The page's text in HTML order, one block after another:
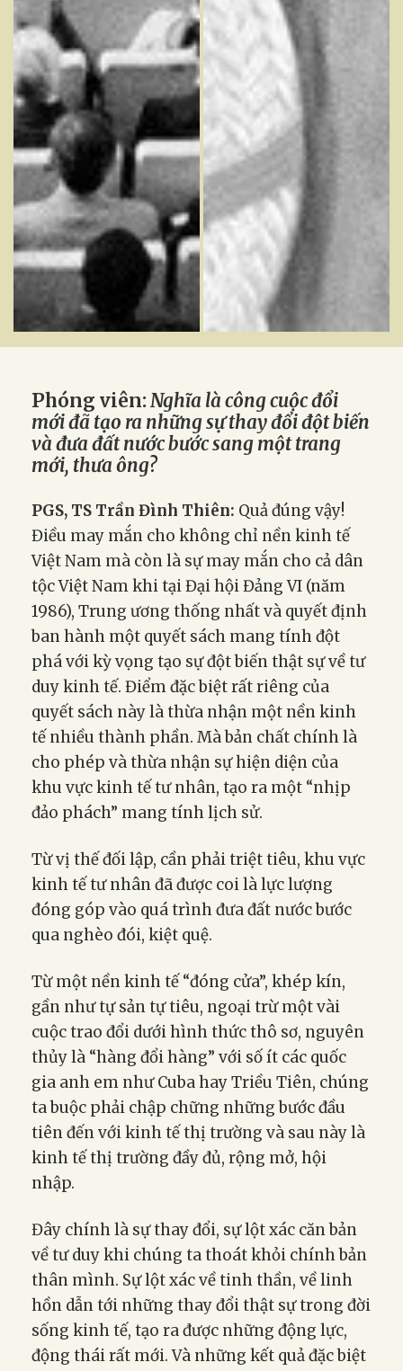
Từ một nước nghèo nàn, lạc hậu, thiếu lương thực, thực
Đồng chí Nguyễn Văn
Phóng viên:Nghĩa là công cuộc đổi
mới đã tạo ra những sự thay đổi đột biến
và đưa đất nước bước sang một trang
mới, thưa ông?
PGS, TS Trần Đình Thiên: Quả đúng vậy!
Điều may mắn cho không chỉ nền kinh tế
Việt Nam mà còn là sự may mắn cho cả dân
tộc Việt Nam khi tại Đại hội Đảng VI (năm
1986), Trung ương thống nhất và quyết định
ban hành một quyết sách mang tính đột
phá với kỳ vọng tạo sự đột biến thật sự về tư
duy kinh tế. Điểm đặc biệt rất riêng của
quyết sách này là thừa nhận một nền kinh
tế nhiều thành phần. Mà bản chất chính là
cho phép và thừa nhận sự hiện diện của
khu vực kinh tế tư nhân, tạo ra một “nhịp
đảo phách” mang tính lịch sử.
Từ vị thế đối lập, cần phải triệt tiêu, khu vực
kinh tế tư nhân đã được coi là lực lượng
đóng góp vào quá trình đưa đất nước bước
qua nghèo đói, kiệt quệ.
Từ một nền kinh tế “đóng cửa”, khép kín,
gần như tự sản tự tiêu, ngoại trừ một vài
cuộc trao đổi dưới hình thức thô sơ, nguyên
thủy là “hàng đổi hàng” với số ít các quốc
gia anh em như Cuba hay Triều Tiên, chúng
ta buộc phải chập chững những bước đầu
tiên đến với kinh tế thị trường và sau này là
kinh tế thị trường đầy đủ, rộng mở, hội
nhập.
Đây chính là sự thay đổi, sự lột xác căn bản
về tư duy khi chúng ta thoát khỏi chính bản
thân mình. Sự lột xác về tinh thần, về linh
hồn dẫn tới những thay đổi thật sự trong đời
sống kinh tế, tạo ra được những động lực,
động thái rất mới. Và những kết quả đặc biệt